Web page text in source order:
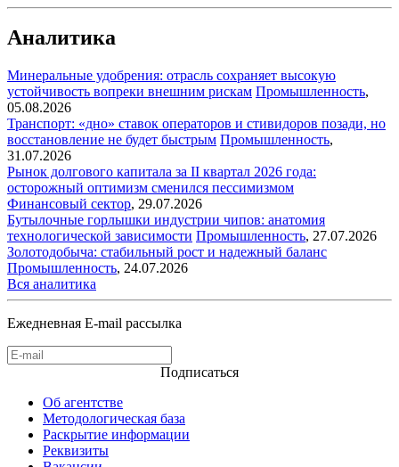
Аналитика
Минеральные удобрения: отрасль сохраняет высокую
устойчивость вопреки внешним рискам Промышленность,
05.08.2026
Транспорт: «дно» ставок операторов и стивидоров позади, но
восстановление не будет быстрым Промышленность,
31.07.2026
Рынок долгового капитала за II квартал 2026 года:
осторожный оптимизм сменился пессимизмом
Финансовый сектор, 29.07.2026
Бутылочные горлышки индустрии чипов: анатомия
технологической зависимости Промышленность, 27.07.2026
Золотодобыча: стабильный рост и надежный баланс
Промышленность, 24.07.2026
Вся аналитика
Ежедневная E-mail рассылка
Подписаться
Об агентстве
Методологическая база
Раскрытие информации
Реквизиты